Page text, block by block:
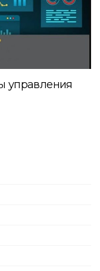
управления